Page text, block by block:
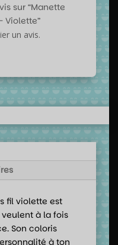
sur “Manette
Violette”
un avis.
fil violette est
à la fois
Son coloris
à ton